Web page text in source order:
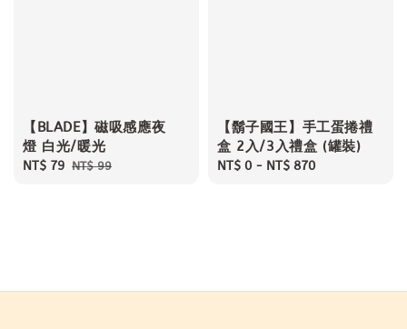
【BLADE】磁吸感應夜
燈 白光/暖光
Sale
NT$ 79 Regular
NT$ 99
【鬍子國王】手工蛋捲禮
盒 2入/3入禮盒 (罐裝)
Regular
NT$ 0 - NT$ 870